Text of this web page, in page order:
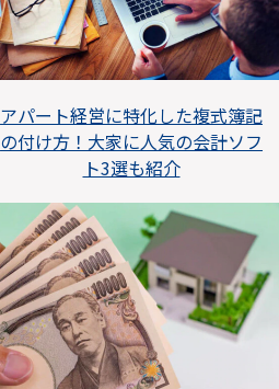
アパート経営に特化した複式簿記
の付け方！大家に人気の会計ソフ
ト3選も紹介